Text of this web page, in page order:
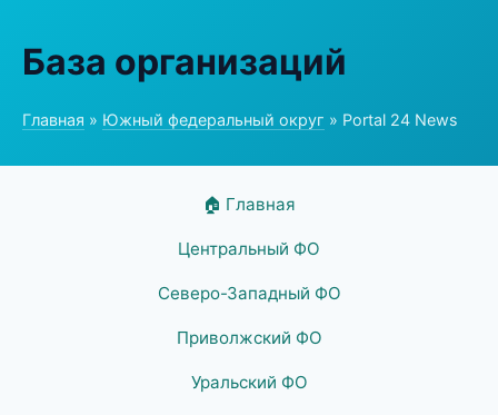
База организаций
Главная » Южный федеральный округ » Portal 24 News
🏠 Главная
Центральный ФО
Северо-Западный ФО
Приволжский ФО
Уральский ФО